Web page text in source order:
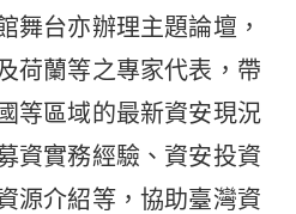
舞台亦辦理主題論壇，
荷蘭等之專家代表，帶
等區域的最新資安現況
資實務經驗、資安投資
源介紹等，協助臺灣資